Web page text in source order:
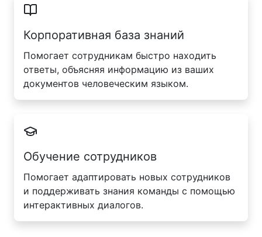
Корпоративная база знаний
Помогает сотрудникам быстро находить
ответы, объясняя информацию из ваших
документов человеческим языком.
Обучение сотрудников
Помогает адаптировать новых сотрудников
и поддерживать знания команды с помощью
интерактивных диалогов.